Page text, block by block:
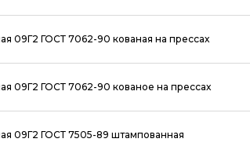
09Г2 ГОСТ 7062-90 кованая на прессах
09Г2 ГОСТ 7062-90 кованое на прессах
09Г2 ГОСТ 7505-89 штампованная